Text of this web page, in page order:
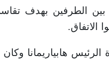
اتفاقية بين الطرفين
الاتفاق.
طائرة الرئيس